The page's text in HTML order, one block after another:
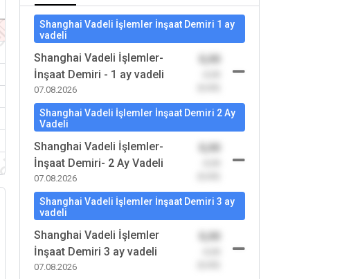
Shanghai Vadeli İşlemler İnşaat Demiri 1 ay
vadeli
Shanghai Vadeli İşlemler-
İnşaat Demiri - 1 ay vadeli
07.08.2026
Shanghai Vadeli İşlemler İnşaat Demiri 2 Ay
Vadeli
Shanghai Vadeli İşlemler-
İnşaat Demiri- 2 Ay Vadeli
07.08.2026
Shanghai Vadeli İşlemler İnşaat Demiri 3 ay
vadeli
Shanghai Vadeli İşlemler
İnşaat Demiri 3 ay vadeli
07.08.2026